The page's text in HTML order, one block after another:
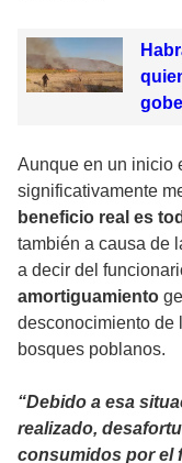
Aunque en un inicio
significativamente
beneficio real es
también a causa de
a decir del
amortiguamiento
desconocimiento de
bosques poblanos.
“Debido a esa
realizado,
consumidos por el